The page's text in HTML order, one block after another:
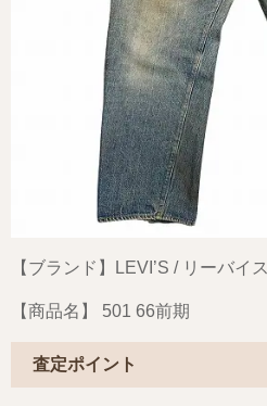
【ブランド】LEVI’S / リーバイス
【商品名】 501 66前期
査定ポイント